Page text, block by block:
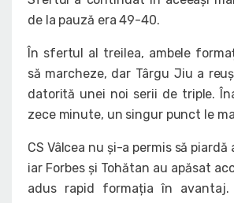
de la pauză era 49-40.
În sfertul al treilea, ambele
să marcheze, dar Târgu Jiu a
datorită unei noi serii de triple.
zece minute, un singur punct le
CS Vâlcea nu și-a permis să
iar Forbes și Tohătan au apăsat
adus rapid formația în